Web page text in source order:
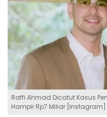
Raffi Ahmad Dicatut Kasus
Hampir Rp7 Miliar [Instagram]